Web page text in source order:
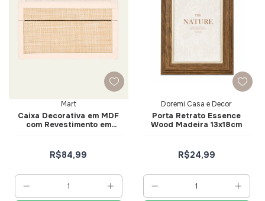
Mart
Caixa Decorativa em MDF
com Revestimento em
R$84,99
Doremi Casa e Decor
Porta Retrato Essence
Wood Madeira 13x18cm
R$24,99